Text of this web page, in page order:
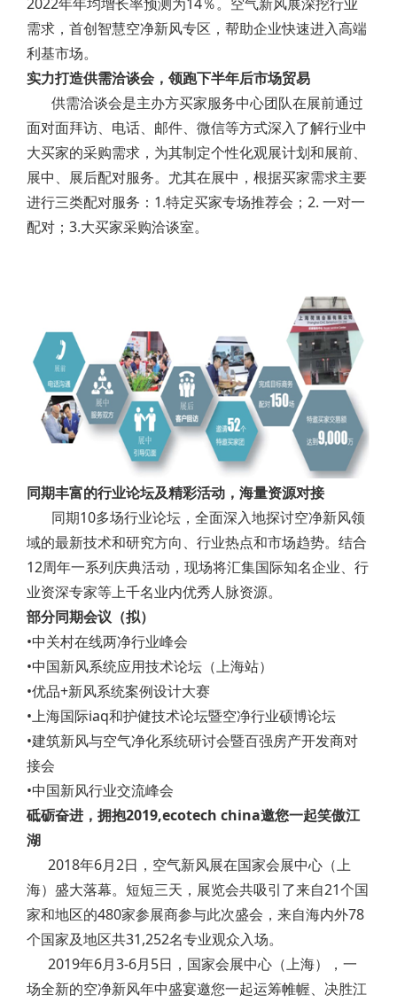
需求，首创智慧空净新风专区，帮助企业快速进入高端
利基市场。
实力打造供需洽谈会，领跑下半年后市场贸易
供需洽谈会是主办方买家服务中心团队在展前通过
面对面拜访、电话、邮件、微信等方式深入了解行业中
大买家的采购需求，为其制定个性化观展计划和展前、
展中、展后配对服务。尤其在展中，根据买家需求主要
进行三类配对服务：1.特定买家专场推荐会；2. 一对一
配对；3.大买家采购洽谈室。
同期丰富的行业论坛及精彩活动，海量资源对接
同期10多场行业论坛，全面深入地探讨空净新风领
域的最新技术和研究方向、行业热点和市场趋势。结合
12周年一系列庆典活动，现场将汇集国际知名企业、行
业资深专家等上千名业内优秀人脉资源。
部分同期会议（拟）
•中关村在线两净行业峰会
•中国新风系统应用技术论坛（上海站）
•优品+新风系统案例设计大赛
•上海国际iaq和护健技术论坛暨空净行业硕博论坛
•建筑新风与空气净化系统研讨会暨百强房产开发商对
接会
•中国新风行业交流峰会
砥砺奋进，拥抱2019,ecotech china邀您一起笑傲江
湖
2018年6月2日，空气新风展在国家会展中心（上
海）盛大落幕。短短三天，展览会共吸引了来自21个国
家和地区的480家参展商参与此次盛会，来自海内外78
个国家及地区共31,252名专业观众入场。
2019年6月3-6月5日，国家会展中心（上海），一
场全新的空净新风年中盛宴邀您一起运筹帷幄、决胜江